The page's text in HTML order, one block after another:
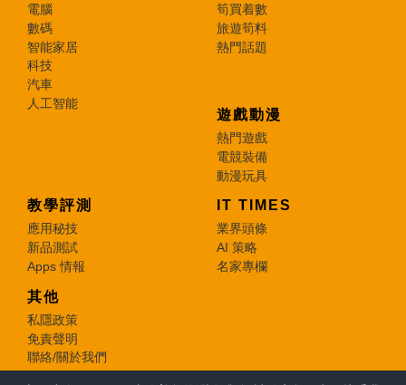
電腦
數碼
智能家居
科技
汽車
人工智能
筍買着數
旅遊筍料
熱門話題
遊戲動漫
熱門遊戲
電競裝備
動漫玩具
教學評測
應用秘技
新品測試
Apps 情報
IT TIMES
業界頭條
AI 策略
名家專欄
其他
私隱政策
免責聲明
聯絡/關於我們